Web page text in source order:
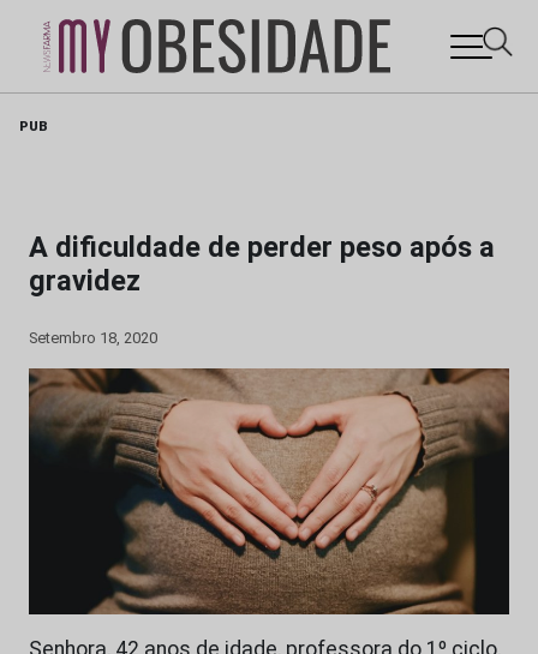
PUB
A dificuldade de perder peso após a
gravidez
Setembro 18, 2020